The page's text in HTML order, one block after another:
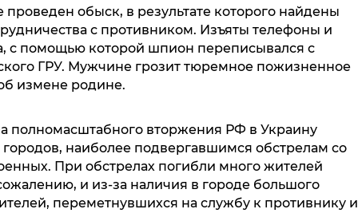
обыск, в результате которого найдены
с противником. Изъяты телефоны и
с помощью которой шпион переписывался с
ГРУ. Мужчине грозит тюремное пожизненное
измене родине.
полномасштабного вторжения РФ в Украину
наиболее подвергавшимся обстрелам со
При обстрелах погибли много жителей
и из-за наличия в городе большого
переметнувшихся на службу к противнику и